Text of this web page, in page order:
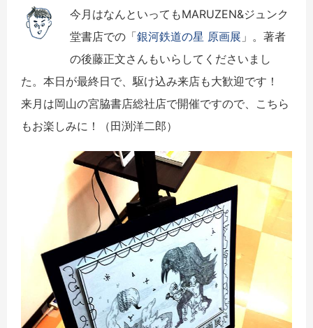
今月はなんといってもMARUZEN&ジュンク
堂書店での「銀河鉄道の星 原画展 」。著者
の後藤正文さんもいらしてくださいまし
た。本日が最終日で、駆け込み来店も大歓迎です！
来月は岡山の宮脇書店総社店で開催ですので、こちら
もお楽しみに！（田渕洋二郎）